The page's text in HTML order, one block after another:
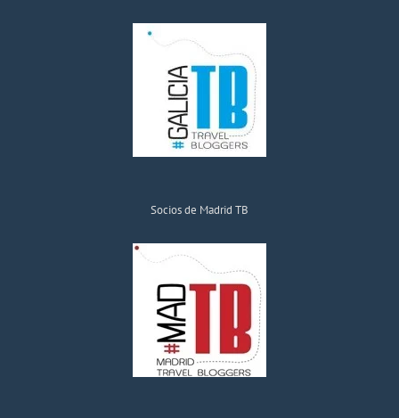
Socios de Madrid TB